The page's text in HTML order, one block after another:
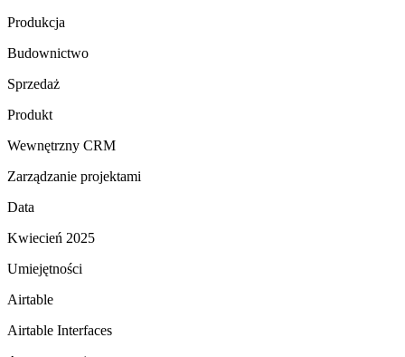
Produkcja
Budownictwo
Sprzedaż
Produkt
Wewnętrzny CRM
Zarządzanie projektami
Data
Kwiecień 2025
Umiejętności
Airtable
Airtable Interfaces